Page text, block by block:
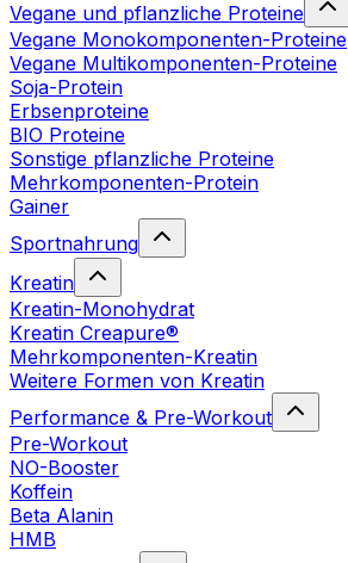
Vegane und pflanzliche Proteine
Vegane Monokomponenten-Proteine
Vegane Multikomponenten-Proteine
Soja-Protein
Erbsenproteine
BIO Proteine
Sonstige pflanzliche Proteine
Mehrkomponenten-Protein
Gainer
Sportnahrung
Kreatin
Kreatin-Monohydrat
Kreatin Creapure®
Mehrkomponenten-Kreatin
Weitere Formen von Kreatin
Performance & Pre-Workout
Pre-Workout
NO-Booster
Koffein
Beta Alanin
HMB